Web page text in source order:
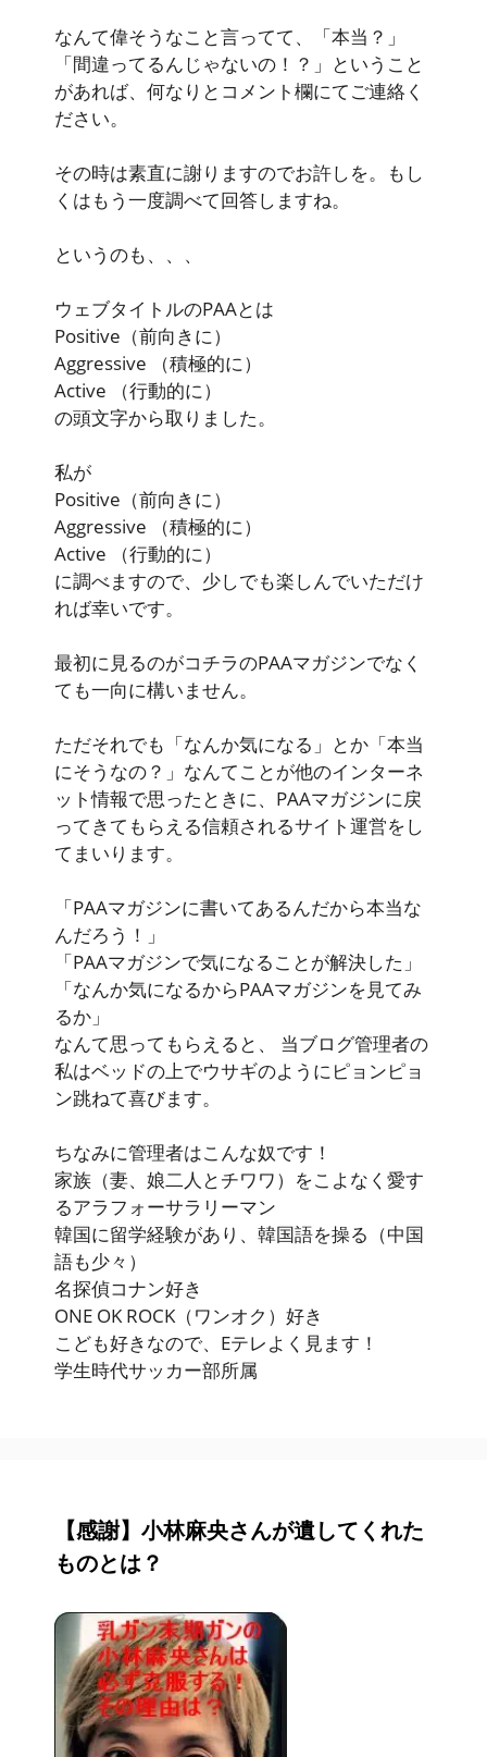
なんて偉そうなこと言ってて、「本当？」
「間違ってるんじゃないの！？」ということ
があれば、何なりとコメント欄にてご連絡く
ださい。
その時は素直に謝りますのでお許しを。もし
くはもう一度調べて回答しますね。
というのも、、、
ウェブタイトルのPAAとは
Positive （前向きに）
Aggressive
（積極的に）
Active
（行動的に）
の頭文字から取りました。
私が
Positive （前向きに）
Aggressive
（積極的に）
Active
（行動的に）
に調べますので、少しでも楽しんでいただけ
れば幸いです。
最初に見るのがコチラのPAAマガジンでなく
ても一向に構いません。
ただそれでも「なんか気になる」とか「本当
にそうなの？」なんてことが他のインターネ
ット情報で思ったときに、PAAマガジンに戻
ってきてもらえる信頼されるサイト運営をし
てまいります。
「PAAマガジンに書いてあるんだから本当な
んだろう！」
「PAAマガジンで気になることが解決した」
「なんか気になるからPAAマガジンを見てみ
るか」
なんて思ってもらえると、 当ブログ管理者の
私はベッドの上でウサギのようにピョンピョ
ン跳ねて喜びます。
ちなみに管理者はこんな奴です！
家族（妻、娘二人とチワワ）をこよなく愛す
るアラフォーサラリーマン
韓国に留学経験があり、韓国語を操る（中国
語も少々）
名探偵コナン好き
ONE OK ROCK（ワンオク）好き
こども好きなので、Eテレよく見ます！
学生時代サッカー部所属
【感謝】小林麻央さんが遺してくれた
ものとは？